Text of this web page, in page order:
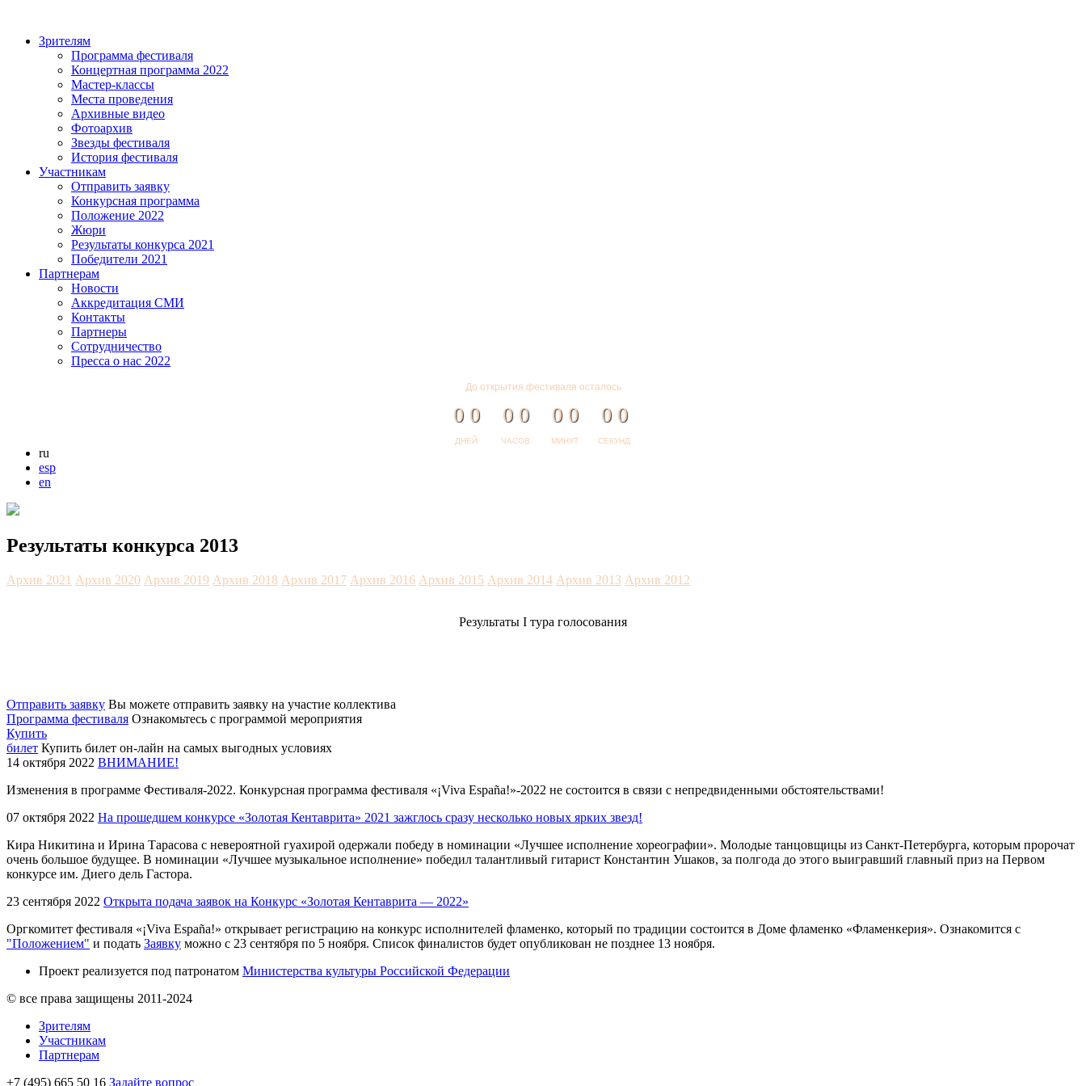
Зрителям
Программа фестиваля
Концертная программа 2022
Мастер-классы
Места проведения
Архивные видео
Фотоархив
Звезды фестиваля
История фестиваля
Участникам
Отправить заявку
Конкурсная программа
Положение 2022
Жюри
Результаты конкурса 2021
Победители 2021
Партнерам
Новости
Аккредитация СМИ
Контакты
Партнеры
Сотрудничество
Пресса о нас 2022
До открытия фестиваля осталось
ДНЕЙ
0 0
ЧАСОВ
0 0
МИНУТ
0 0
СЕКУНД
0 0
ru
esp
en
Результаты конкурса 2013
Архив 2021 Архив 2020 Архив 2019 Архив 2018 Архив 2017 Архив 2016 Архив 2015 Архив 2014 Архив 2013 Архив 2012
Результаты I тура голосования
Отправить заявку Вы можете отправить заявку на участие коллектива
Программа фестиваля Ознакомьтесь с программой мероприятия
Купить
билет Купить билет он-лайн на самых выгодных условиях
14 октября 2022 ВНИМАНИЕ!
Изменения в программе Фестиваля-2022. Конкурсная программа фестиваля «¡Viva España!»-2022 не состоится в связи с непредвиденными обстоятельствами!
07 октября 2022 На прошедшем конкурсе «Золотая Кентаврита» 2021 зажглось сразу несколько новых ярких звезд!
Кира Никитина и Ирина Тарасова с невероятной гуахирой одержали победу в номинации «Лучшее исполнение хореографии». Молодые танцовщицы из Санкт-Петербурга, которым пророчат
очень большое будущее. В номинации «Лучшее музыкальное исполнение» победил талантливый гитарист Константин Ушаков, за полгода до этого выигравший главный приз на Первом
конкурсе им. Диего дель Гастора.
23 сентября 2022 Открыта подача заявок на Конкурс «Золотая Кентаврита — 2022»
Оргкомитет фестиваля «¡Viva España!» открывает регистрацию на конкурс исполнителей фламенко, который по традиции состоится в Доме фламенко «Фламенкерия». Ознакомится с
"Положением" и подать Заявку можно с 23 сентября по 5 ноября. Список финалистов будет опубликован не позднее 13 ноября.
Проект реализуется под патронатом Министерства культуры Российской Федерации
© все права защищены 2011-2024
Зрителям
Участникам
Партнерам
+7 (495) 665 50 16 Задайте вопрос